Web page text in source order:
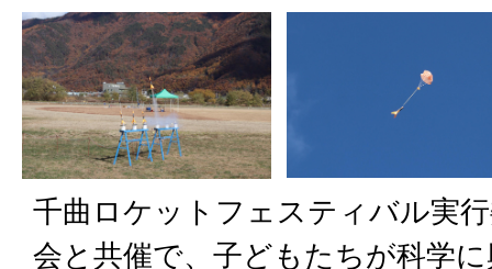
千曲ロケットフェスティバル実
会と共催で、子どもたちが科学